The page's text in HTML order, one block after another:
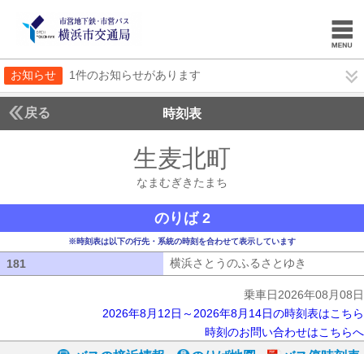
お知らせ 1件のお知らせがあります
戻る 時刻表
生麦北町
なまむぎきたまち
のりば 2
※時刻表は以下の行先・系統の時刻を合わせて表示しています
181 横浜さとうのふるさとゆき
乗車日2026年08月08日
2026年8月12日～2026年8月14日の時刻表はこちら
時刻のお問い合わせはこちらへ